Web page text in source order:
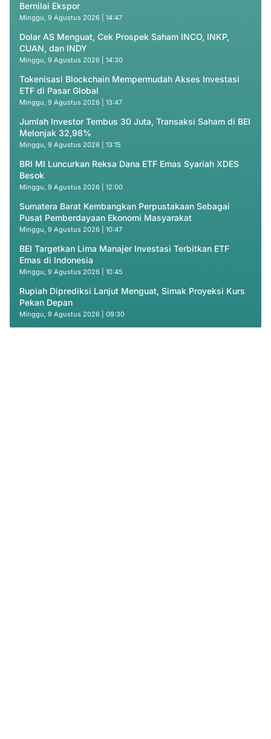
Bernilai Ekspor
Minggu, 9 Agustus 2026 | 14:47
Dolar AS Menguat, Cek Prospek Saham INCO, INKP,
CUAN, dan INDY
Minggu, 9 Agustus 2026 | 14:30
Tokenisasi Blockchain Mempermudah Akses Investasi
ETF di Pasar Global
Minggu, 9 Agustus 2026 | 13:47
Jumlah Investor Tembus 30 Juta, Transaksi Saham di BEI
Melonjak 32,98%
Minggu, 9 Agustus 2026 | 13:15
BRI MI Luncurkan Reksa Dana ETF Emas Syariah XDES
Besok
Minggu, 9 Agustus 2026 | 12:00
Sumatera Barat Kembangkan Perpustakaan Sebagai
Pusat Pemberdayaan Ekonomi Masyarakat
Minggu, 9 Agustus 2026 | 10:47
BEI Targetkan Lima Manajer Investasi Terbitkan ETF
Emas di Indonesia
Minggu, 9 Agustus 2026 | 10:45
Rupiah Diprediksi Lanjut Menguat, Simak Proyeksi Kurs
Pekan Depan
Minggu, 9 Agustus 2026 | 09:30